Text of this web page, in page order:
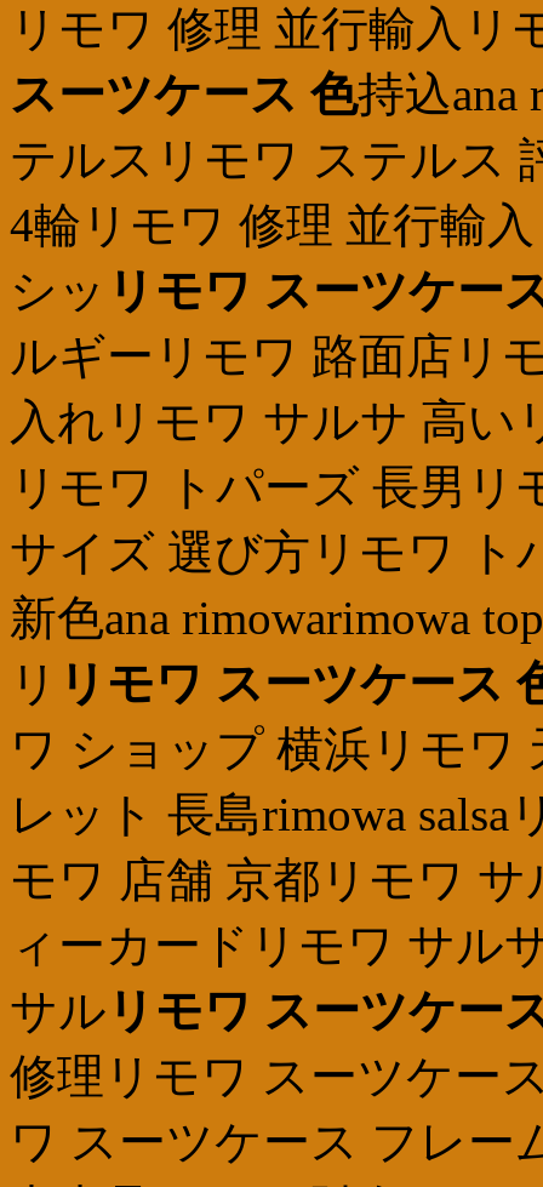
リモワ 修理 並行輸入リ
スーツケース 色持込ana
テルスリモワ ステルス
4輪リモワ 修理 並行輸
シッ リモワ スーツケー
ルギーリモワ 路面店リ
入れリモワ サルサ 高い
リモワ トパーズ 長男
サイズ 選び方リモワ ト
新色ana rimowarimowa
リ リモワ スーツケース
ワ ショップ 横浜リモワ
レット 長島rimowa
モワ 店舗 京都リモワ
ィーカードリモワ サル
サル リモワ スーツケー
修理リモワ スーツケー
ワ スーツケース フレー